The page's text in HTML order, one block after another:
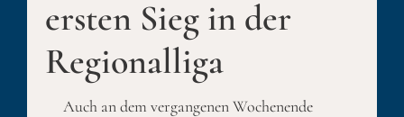
ersten Sieg in der
Regionalliga
Auch an dem vergangenen Wochenende